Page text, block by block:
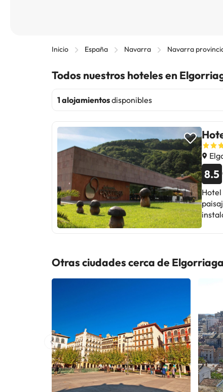
Inicio España Navarra Navarra
Todos nuestros hoteles en
1 alojamientosdisponibles
8.5
A
de
Otras ciudades cerca de Elgorriaga